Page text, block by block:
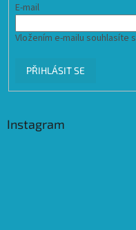
E-mail
Vložením e-mailu souhlasíte s
PŘIHLÁSIT SE
Instagram